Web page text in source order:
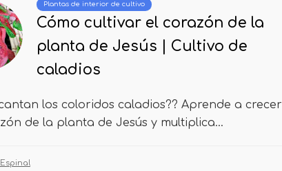
Plantas de interior de cultivo
Cómo cultivar el corazón de la
planta de Jesús | Cultivo de
caladios
los coloridos caladios?? Aprende a crecer
de la planta de Jesús y multiplica...